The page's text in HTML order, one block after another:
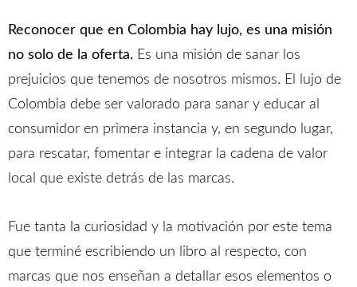
Reconocer que en Colombia hay lujo, es una misión
no solo de la oferta. Es una misión de sanar los
prejuicios que tenemos de nosotros mismos. El lujo de
Colombia debe ser valorado para sanar y educar al
consumidor en primera instancia y, en segundo lugar,
para rescatar, fomentar e integrar la cadena de valor
local que existe detrás de las marcas.
Fue tanta la curiosidad y la motivación por este tema
que terminé escribiendo un libro al respecto, con
marcas que nos enseñan a detallar esos elementos o